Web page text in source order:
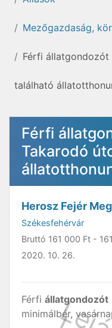
Mezőgazdaság,
Férfi állatgondozót
található
Férfi
Takarodó
Herosz Fejér
Székesfehérvár
Bruttó 161 000 Ft -
2020. 10. 26.
Férfiállatgondozót
minimálbér,